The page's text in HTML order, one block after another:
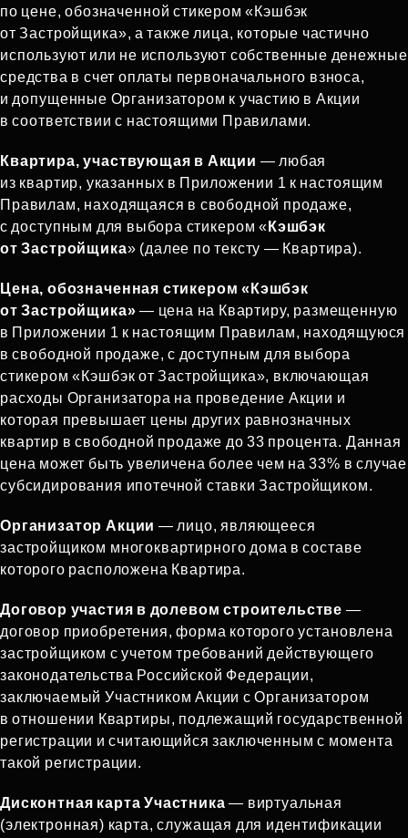
по цене, обозначенной стикером «Кэшбэк
от Застройщика», а также лица, которые частично
используют или не используют собственные денежные
средства в счет оплаты первоначального взноса,
и допущенные Организатором к участию в Акции
в соответствии с настоящими Правилами.
Квартира, участвующая в Акции — любая
из квартир, указанных в Приложении 1 к настоящим
Правилам, находящаяся в свободной продаже,
с доступным для выбора стикером « Кэшбэк
от Застройщика» (далее по тексту — Квартира).
Цена, обозначенная стикером «Кэшбэк
от Застройщика»— цена на Квартиру, размещенную
в Приложении 1 к настоящим Правилам, находящуюся
в свободной продаже, с доступным для выбора
стикером «Кэшбэк от Застройщика», включающая
расходы Организатора на проведение Акции и
которая превышает цены других равнозначных
квартир в свободной продаже до 33 процента. Данная
цена может быть увеличена более чем на 33% в случае
субсидирования ипотечной ставки Застройщиком.
Организатор Акции — лицо, являющееся
застройщиком многоквартирного дома в составе
которого расположена Квартира.
Договор участия в долевом строительстве —
договор приобретения, форма которого установлена
застройщиком с учетом требований действующего
законодательства Российской Федерации,
заключаемый Участником Акции с Организатором
в отношении Квартиры, подлежащий государственной
регистрации и считающийся заключенным с момента
такой регистрации.
Дисконтная карта Участника — виртуальная
(электронная) карта, служащая для идентификации